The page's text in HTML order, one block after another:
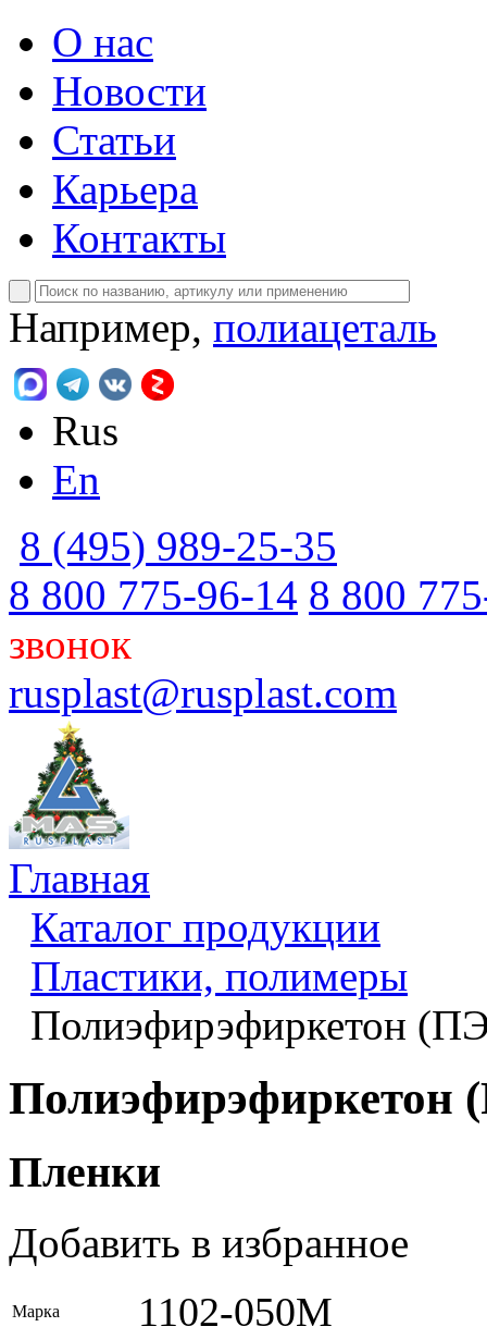
О нас
Новости
Статьи
Карьера
Контакты
Например, полиацеталь
Rus
En
8 (495) 989-25-35
8 800 775-96-14 8 800
звонок
rusplast@rusplast.com
Главная
Каталог продукции
Пластики, полимеры
Полиэфирэфиркетон
Полиэфирэфиркетон
Пленки
Добавить в избранное
Марка 1102-050М